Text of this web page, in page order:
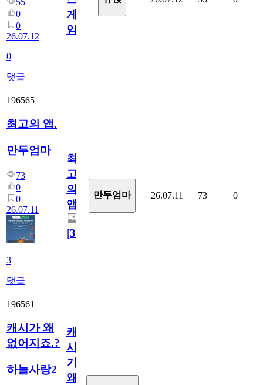
0
0
26.07.12
0
댓글
게
임?
196565
최고의 앱.
만두엄마
73
0
0
26.07.11
3
댓글
최
고
의
앱.
[3]
만두엄마 26.07.11 73 0
196561
캐시가 왜
없어지죠.?
하늘사랑2
캐
시
가
왜